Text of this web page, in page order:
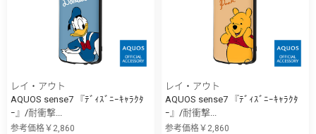
レイ・アウト
AQUOS sense7 『ﾃﾞｨｽﾞﾆｰｷｬﾗｸﾀ
ｰ』/耐衝撃...
参考価格￥2,860
レイ・アウト
AQUOS sense7 『ﾃﾞｨｽﾞﾆｰｷｬﾗｸﾀ
ｰ』/耐衝撃...
参考価格￥2,860